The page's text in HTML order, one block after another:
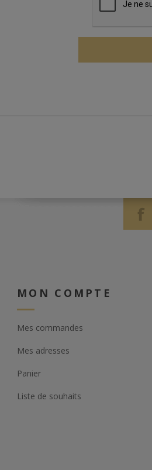
MON COMPTE
Mes commandes
Mes adresses
Panier
Liste de souhaits